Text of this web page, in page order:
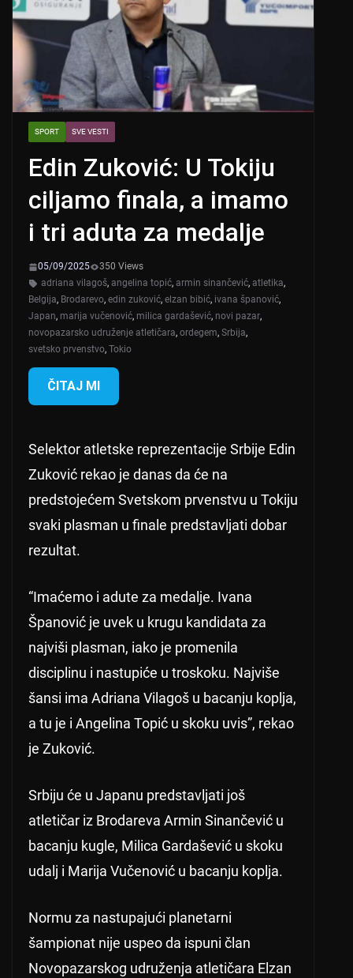
SPORT SVE VESTI
Edin Zuković: U Tokiju
ciljamo finala, a imamo
i tri aduta za medalje
05/09/2025
350 Views
adriana vilagoš, angelina topić, armin sinančević, atletika,
Belgija, Brodarevo, edin zuković, elzan bibić, ivana španović,
Japan, marija vučenović, milica gardašević, novi pazar,
novopazarsko udruženje atletičara, ordegem, Srbija,
svetsko prvenstvo, Tokio
ČITAJ MI
Selektor atletske reprezentacije Srbije Edin
Zuković rekao je danas da će na
predstojećem Svetskom prvenstvu u Tokiju
svaki plasman u finale predstavljati dobar
rezultat.
“Imaćemo i adute za medalje. Ivana
Španović je uvek u krugu kandidata za
najviši plasman, iako je promenila
disciplinu i nastupiće u troskoku. Najviše
šansi ima Adriana Vilagoš u bacanju koplja,
a tu je i Angelina Topić u skoku uvis”, rekao
je Zuković.
Srbiju će u Japanu predstavljati još
atletičar iz Brodareva Armin Sinančević u
bacanju kugle, Milica Gardašević u skoku
udalj i Marija Vučenović u bacanju koplja.
Normu za nastupajući planetarni
šampionat nije uspeo da ispuni član
Novopazarskog udruženja atletičara Elzan